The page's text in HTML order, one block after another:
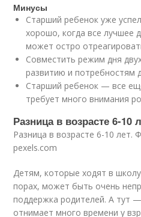
Минусы
Старший ребенок уже
хорошо, когда все лучшее
может остро
Совместить режим дня
развитию и
Старший ребенок — все
требует много внимания
Разница в возрасте 6-10
Разница в возрасте 6-10 лет.
pexels.com
Детям, которые ходят в
порах, может быть очень
поддержка родителей. А тут
отнимает много времени у